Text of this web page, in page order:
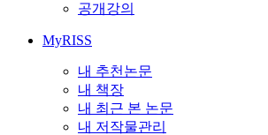
공개강의
MyRISS
내 추천논문
내 책장
내 최근 본 논문
내 저작물관리